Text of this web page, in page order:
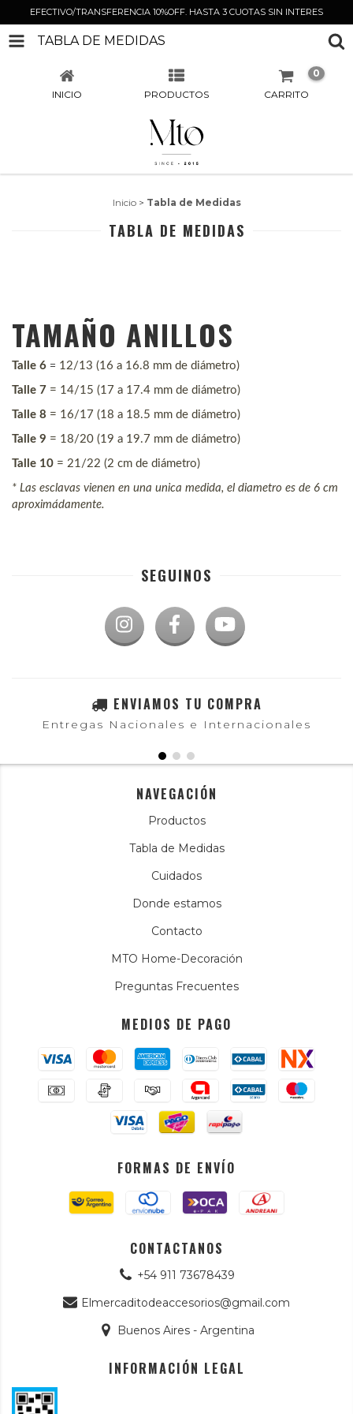
EFECTIVO/TRANSFERENCIA 10%OFF. HASTA 3 CUOTAS SIN INTERES
TABLA DE MEDIDAS
INICIO PRODUCTOS CARRITO
0
Inicio > Tabla de Medidas
TABLA DE MEDIDAS
TAMAÑO ANILLOS
Talle 6 = 12/13 (16 a 16.8 mm de diámetro)
Talle 7 = 14/15 (17 a 17.4 mm de diámetro)
Talle 8 = 16/17 (18 a 18.5 mm de diámetro)
Talle 9 = 18/20 (19 a 19.7 mm de diámetro)
Talle 10 = 21/22 (2 cm de diámetro)
* Las esclavas vienen en una unica medida, el diametro es de 6 cm
aproximádamente.
SEGUINOS
ENVIAMOS TU COMPRA
Entregas Nacionales e Internacionales
NAVEGACIÓN
Productos
Tabla de Medidas
Cuidados
Donde estamos
Contacto
MTO Home-Decoración
Preguntas Frecuentes
MEDIOS DE PAGO
FORMAS DE ENVÍO
CONTACTANOS
+54 911 73678439
Elmercaditodeaccesorios@gmail.com
Buenos Aires - Argentina
INFORMACIÓN LEGAL